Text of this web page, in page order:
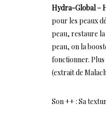
Hydra-Global –
pour les peaux
peau, restaure
peau, on la
fonctionner. Plus
(extrait de
Son ++ : Sa